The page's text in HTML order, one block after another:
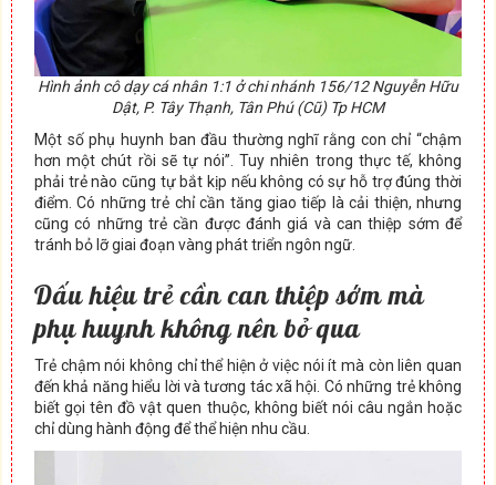
Hình ảnh cô dạy cá nhân 1:1 ở chi nhánh 156/12 Nguyễn Hữu
Dật, P. Tây Thạnh, Tân Phú (Cũ) Tp HCM
Một số phụ huynh ban đầu thường nghĩ rằng con chỉ “chậm
hơn một chút rồi sẽ tự nói”. Tuy nhiên trong thực tế, không
phải trẻ nào cũng tự bắt kịp nếu không có sự hỗ trợ đúng thời
điểm. Có những trẻ chỉ cần tăng giao tiếp là cải thiện, nhưng
cũng có những trẻ cần được đánh giá và can thiệp sớm để
tránh bỏ lỡ giai đoạn vàng phát triển ngôn ngữ.
Dấu hiệu trẻ cần can thiệp sớm mà
phụ huynh không nên bỏ qua
Trẻ chậm nói không chỉ thể hiện ở việc nói ít mà còn liên quan
đến khả năng hiểu lời và tương tác xã hội. Có những trẻ không
biết gọi tên đồ vật quen thuộc, không biết nói câu ngắn hoặc
chỉ dùng hành động để thể hiện nhu cầu.